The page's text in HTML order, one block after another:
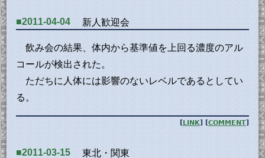
■2011-04-04 新人歓迎会
飲み会の結果、体内から基準値を上回る濃度のアル
コールが検出された。
ただちに人体には影響のないレベルであるとしてい
る。
[LINK ] [COMMENT]
■2011-03-15 東北・関東